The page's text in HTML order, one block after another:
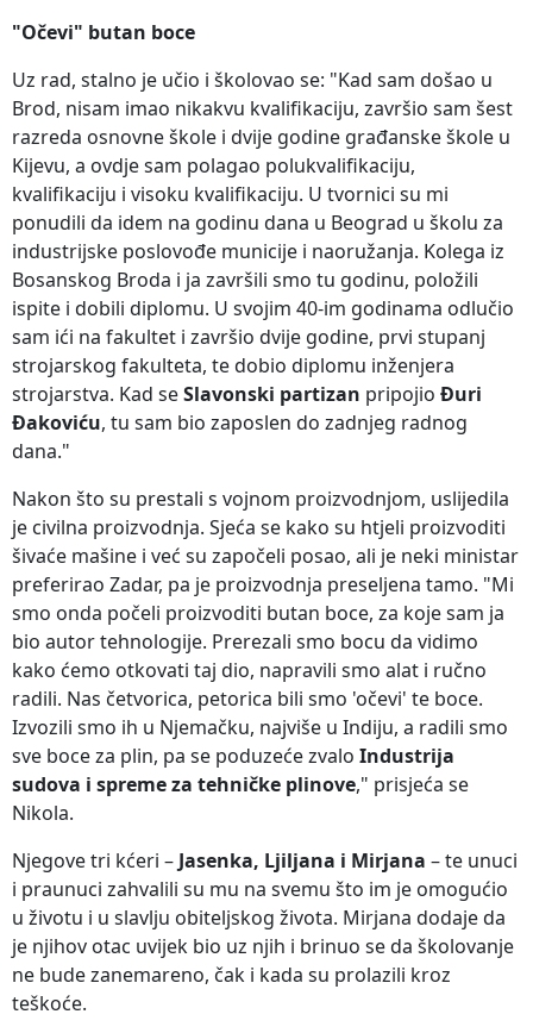
"Očevi" butan boce
Uz rad, stalno je učio i školovao se: "Kad sam došao u
Brod, nisam imao nikakvu kvalifikaciju, završio sam šest
razreda osnovne škole i dvije godine građanske škole u
Kijevu, a ovdje sam polagao polukvalifikaciju,
kvalifikaciju i visoku kvalifikaciju. U tvornici su mi
ponudili da idem na godinu dana u Beograd u školu za
industrijske poslovođe municije i naoružanja. Kolega iz
Bosanskog Broda i ja završili smo tu godinu, položili
ispite i dobili diplomu. U svojim 40-im godinama odlučio
sam ići na fakultet i završio dvije godine, prvi stupanj
strojarskog fakulteta, te dobio diplomu inženjera
strojarstva. Kad seSlavonski partizan pripojio Đuri
Đakoviću, tu sam bio zaposlen do zadnjeg radnog
dana."
Nakon što su prestali s vojnom proizvodnjom, uslijedila
je civilna proizvodnja. Sjeća se kako su htjeli proizvoditi
šivaće mašine i već su započeli posao, ali je neki ministar
preferirao Zadar, pa je proizvodnja preseljena tamo. "Mi
smo onda počeli proizvoditi butan boce, za koje sam ja
bio autor tehnologije. Prerezali smo bocu da vidimo
kako ćemo otkovati taj dio, napravili smo alat i ručno
radili. Nas četvorica, petorica bili smo 'očevi' te boce.
Izvozili smo ih u Njemačku, najviše u Indiju, a radili smo
sve boce za plin, pa se poduzeće zvalo Industrija
sudova i spreme za tehničke plinove," prisjeća se
Nikola.
Njegove tri kćeri – Jasenka, Ljiljana i Mirjana – te unuci
i praunuci zahvalili su mu na svemu što im je omogućio
u životu i u slavlju obiteljskog života. Mirjana dodaje da
je njihov otac uvijek bio uz njih i brinuo se da školovanje
ne bude zanemareno, čak i kada su prolazili kroz
teškoće.